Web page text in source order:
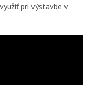
pri výstavbe v